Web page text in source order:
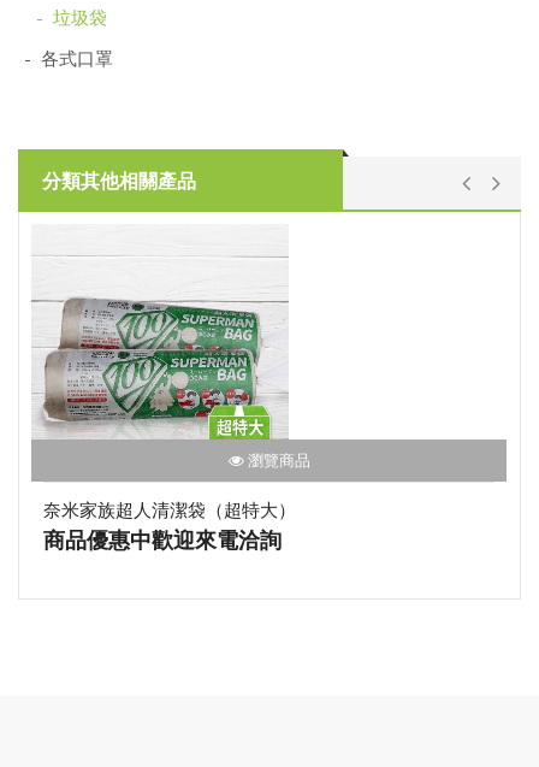
- 垃圾袋
- 各式口罩
分類其他相關產品
瀏覽商品
奈米家族超人清潔袋（超特大）
商品優惠中歡迎來電洽詢